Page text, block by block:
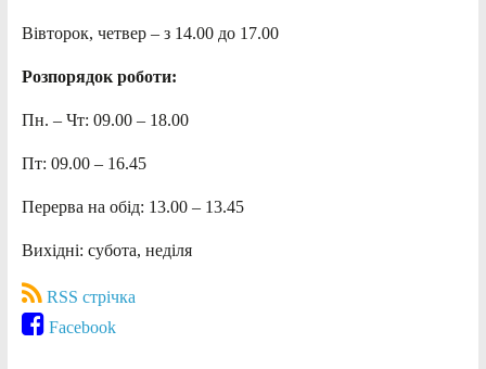
Вівторок, четвер – з 14.00 до 17.00
Розпорядок роботи:
Пн. – Чт: 09.00 – 18.00
Пт: 09.00 – 16.45
Перерва на обід: 13.00 – 13.45
Вихідні: субота, неділя
RSS стрічка
Facebook